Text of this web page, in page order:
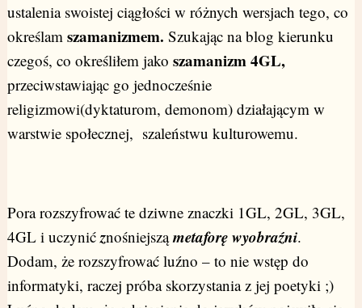
ustalenia swoistej ciągłości w różnych wersjach tego, co
określam szamanizmem. Szukając na blog kierunku
czegoś, co określiłem jako szamanizm 4GL,
przeciwstawiając go jednocześnie
religizmowi(dyktaturom, demonom) działającym w
warstwie społecznej, szaleństwu kulturowemu.
Pora rozszyfrować te dziwne znaczki 1GL, 2GL, 3GL,
4GL i uczynićznośniejsząmetaforę wyobraźni.
Dodam, że rozszyfrować luźno – to nie wstęp do
informatyki, raczej próba skorzystania z jej poetyki ;)